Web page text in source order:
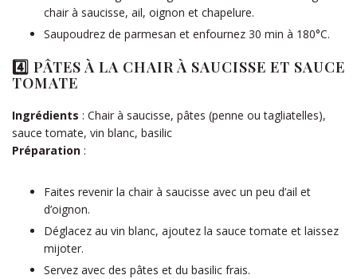
chair à saucisse, ail, oignon et chapelure.
Saupoudrez de parmesan et enfournez 30 min à 180°C.
4️⃣ PÂTES À LA CHAIR À SAUCISSE ET SAUCE
TOMATE
Ingrédients : Chair à saucisse, pâtes (penne ou tagliatelles),
sauce tomate, vin blanc, basilic
Préparation :
Faites revenir la chair à saucisse avec un peu d’ail et
d’oignon.
Déglacez au vin blanc, ajoutez la sauce tomate et laissez
mijoter.
Servez avec des pâtes et du basilic frais.